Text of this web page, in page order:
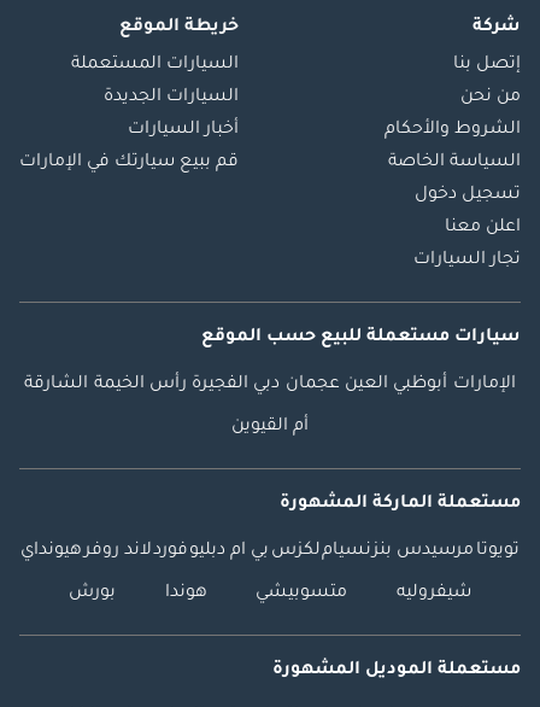
شركة
إتصل بنا
من نحن
الشروط والأحكام
السياسة الخاصة
تسجيل دخول
اعلن معنا
تجار السيارات
خريطة الموقع
السيارات المستعملة
السيارات الجديدة
أخبار السيارات
قم ببيع سيارتك في الإمارات
سيارات مستعملة للبيع حسب الموقع
الإمارات أبوظبي العين عجمان دبي الفجيرة رأس الخيمة الشارقة
أم القيوين
مستعملة الماركة المشهورة
تويوتا مرسيدس بنزنسياملكزس بي ام دبليوفوردلاند روفرهيونداي
شيفروليه متسوبيشي هوندا بورش
مستعملة الموديل المشهورة